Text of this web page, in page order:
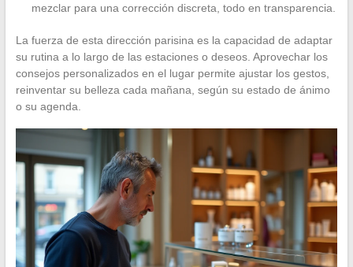
mezclar para una corrección discreta, todo en transparencia.
La fuerza de esta dirección parisina es la capacidad de adaptar
su rutina a lo largo de las estaciones o deseos. Aprovechar los
consejos personalizados en el lugar permite ajustar los gestos,
reinventar su belleza cada mañana, según su estado de ánimo
o su agenda.